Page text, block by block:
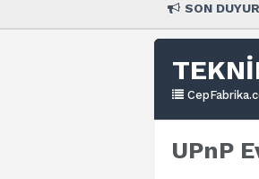
SON
UPnP